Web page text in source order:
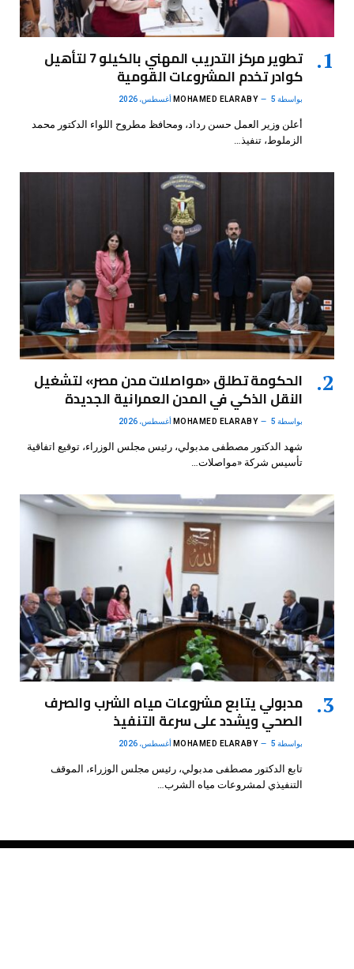
تطوير مركز التدريب المهني بالكيلو 7 لتأهيل
كوادر تخدم المشروعات القومية
بواسطة MOHAMED ELARABY 5 أغسطس، 2026
أعلن وزير العمل حسن رداد، ومحافظ مطروح اللواء الدكتور محمد
الزملوط، تنفيذ…
الحكومة تطلق «مواصلات مدن مصر» لتشغيل
النقل الذكي في المدن العمرانية الجديدة
بواسطة MOHAMED ELARABY 5 أغسطس، 2026
شهد الدكتور مصطفى مدبولي، رئيس مجلس الوزراء، توقيع اتفاقية
تأسيس شركة «مواصلات…
مدبولي يتابع مشروعات مياه الشرب والصرف
الصحي ويشدد على سرعة التنفيذ
بواسطة MOHAMED ELARABY 5 أغسطس، 2026
تابع الدكتور مصطفى مدبولي، رئيس مجلس الوزراء، الموقف
التنفيذي لمشروعات مياه الشرب…